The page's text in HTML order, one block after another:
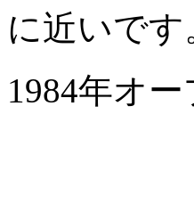
に近いです
1984年オ